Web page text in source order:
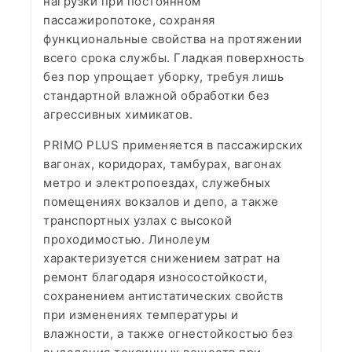
пассажиропотоке, сохраняя
функциональные свойства на протяжении
всего срока службы. Гладкая поверхность
без пор упрощает уборку, требуя лишь
стандартной влажной обработки без
агрессивных химикатов.
PRIMO PLUS применяется в пассажирских
вагонах, коридорах, тамбурах, вагонах
метро и электропоездах, служебных
помещениях вокзалов и депо, а также
транспортных узлах с высокой
проходимостью. Линолеум
характеризуется снижением затрат на
ремонт благодаря износостойкости,
сохранением антистатических свойств
при изменениях температуры и
влажности, а также огнестойкостью без